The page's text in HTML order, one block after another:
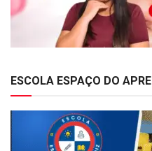
ESCOLA ESPAÇO DO